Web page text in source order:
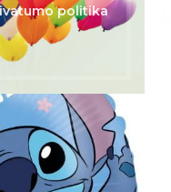
politika